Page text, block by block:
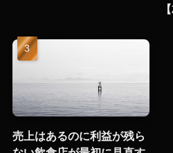
売上はあるのに利益が残ら